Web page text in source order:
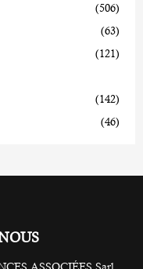
(506)
(63)
(121)
(142)
(46)
ASSOCIÉES Sarl